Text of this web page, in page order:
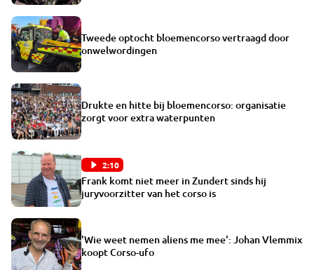
Tweede optocht bloemencorso vertraagd door
onwelwordingen
Drukte en hitte bij bloemencorso: organisatie
zorgt voor extra waterpunten
2:10
Frank komt niet meer in Zundert sinds hij
juryvoorzitter van het corso is
'Wie weet nemen aliens me mee': Johan Vlemmix
koopt Corso-ufo